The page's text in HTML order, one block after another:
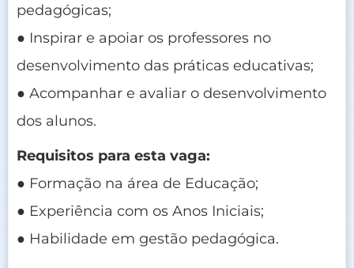
pedagógicas;
● Inspirar e apoiar os professores no
desenvolvimento das práticas educativas;
● Acompanhar e avaliar o desenvolvimento
dos alunos.
Requisitos para esta vaga:
● Formação na área de Educação;
● Experiência com os Anos Iniciais;
● Habilidade em gestão pedagógica.